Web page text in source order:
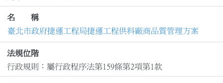
名 稱
臺北市政府捷運工程局捷運工程供料廠商品質管理方案
法規位階
行政規則：屬行政程序法第159條第2項第1款